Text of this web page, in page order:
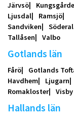
Järvsö
Ljusdal
Ramsjö
Sandviken
Tallåsen
Valbo
Gotlands län
Fårö
Gotlands
Havdhem
Ljugarn
Romakloster
Visby
Hallands län